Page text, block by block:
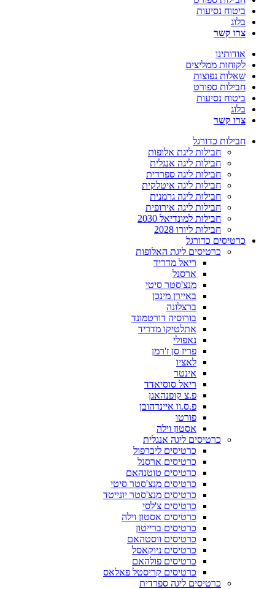
ביטוח נסיעות
בלוג
צרו קשר
אודותינו
לקוחות ממליצים
שאלות נפוצות
חבילות ספורט
ביטוח נסיעות
בלוג
צרו קשר
חבילות כדורגל
חבילות ליגת אלופות
חבילות ליגה אנגלית
חבילות ליגה ספרדית
חבילות ליגה איטלקית
חבילות ליגה גרמנית
חבילות ליגה אירופית
חבילות למונדיאל 2030
חבילות ליורו 2028
כרטיסים כדורגל
כרטיסים ליגת האלופות
ריאל מדריד
ארסנל
מנצ'סטר סיטי
באיירן מינכן
ברצלונה
בורוסיה דורטמונד
אתלטיקו מדריד
נאפולי
פריז סן ז'רמן
לאציו
אינטר
ריאל סוסיאדד
פ.צ קופנהאגן
פ.ס.וו איינדהובן
פורטו
אסטון וילה
כרטיסים ליגה אנגלית
כרטיסים ליברפול
כרטיסים ארסנל
כרטיסים טוטנהאם
כרטיסים מנצ'סטר סיטי
כרטיסים מנצ'סטר יונייטד
כרטיסים צ'לסי
כרטיסים אסטון וילה
כרטיסים ברייטון
כרטיסים ווסטהאם
כרטיסים ניוקאסל
כרטיסים פולהאם
כרטיסים קריסטל פאלאס
כרטיסים ליגה ספרדית